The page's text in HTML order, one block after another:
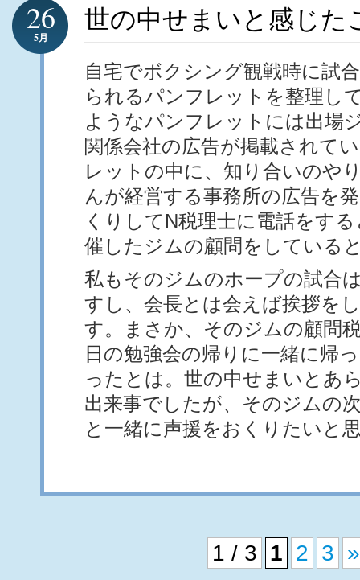
世の中せまいと感じた
26
5月
自宅でボクシング観戦時に試
られるパンフレットを整理し
ようなパンフレットには出場
関係会社の広告が掲載されて
レットの中に、知り合いのや
んが経営する事務所の広告を
くりしてN税理士に電話をす
催したジムの顧問をしている
私もそのジムのホープの試合
すし、会長とは会えば挨拶を
す。まさか、そのジムの顧問
日の勉強会の帰りに一緒に帰
ったとは。世の中せまいとあ
出来事でしたが、そのジムの
と一緒に声援をおくりたいと
1 / 3 1 2 3 »